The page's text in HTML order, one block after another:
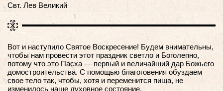
Свт. Лев Великий
Вот и наступило Святое Воскресение! Будем внимательны,
чтобы нам провести этот праздник светло и Боголепно,
потому что это Пасха — первый и величайший дар Божьего
домостроительства. С помощью благоговения обуздаем
свое тело так, чтобы, хотя и переменится пища, не
изменилось наше духовное состояние.